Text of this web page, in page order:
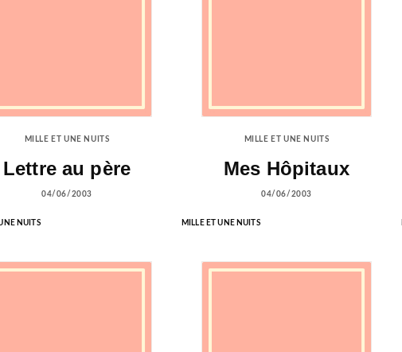
MILLE ET UNE NUITS
Lettre au père
04/06/2003
NUITS
MILLE ET UNE NUITS
Mes Hôpitaux
04/06/2003
MILLE ET UNE NUITS